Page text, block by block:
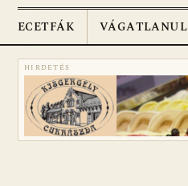
ECETFÁK VÁGATLANUL
HIRDETÉS